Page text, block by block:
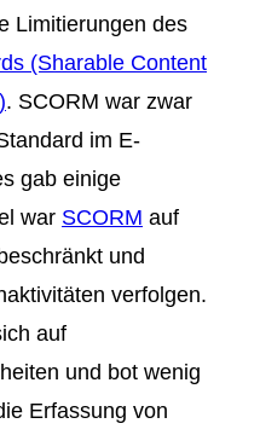
Limitierungen des
(Sharable Content
. SCORM war zwar
im E-
gab einige
war SCORM auf
und
verfolgen.
auf
und bot wenig
Erfassung von